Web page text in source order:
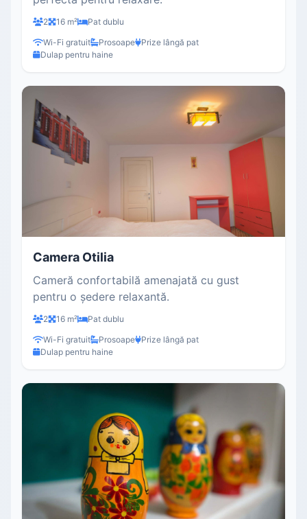
2 16 m²
Pat dublu
Wi-Fi gratuit
Prosoape
Prize lângă pat
Dulap pentru haine
Camera Otilia
Cameră confortabilă amenajată cu gust
pentru o ședere relaxantă.
2 16 m²
Pat dublu
Wi-Fi gratuit
Prosoape
Prize lângă pat
Dulap pentru haine